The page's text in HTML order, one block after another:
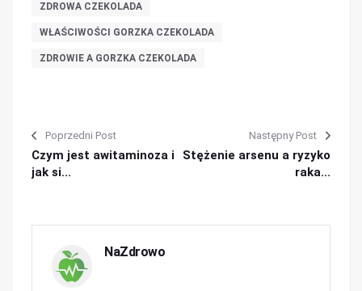
ZDROWA CZEKOLADA
WŁAŚCIWOŚCI GORZKA CZEKOLADA
ZDROWIE A GORZKA CZEKOLADA
Poprzedni Post
Czym jest awitaminoza i
jak si...
Następny Post
Stężenie arsenu a ryzyko
raka...
NaZdrowo